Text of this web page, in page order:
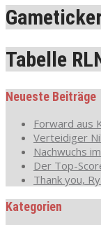
Tabelle
Neueste Beiträge
Forward aus
Verteidiger
Nachwuchs
Der Top-
Thank you,
Kategorien